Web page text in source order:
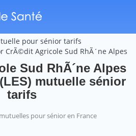
pour sénior tarifs
Agricole Sud RhÃ´ne Alpes
Sud RhÃ´ne Alpes
mutuelle sénior
tarifs
pour sénior en France